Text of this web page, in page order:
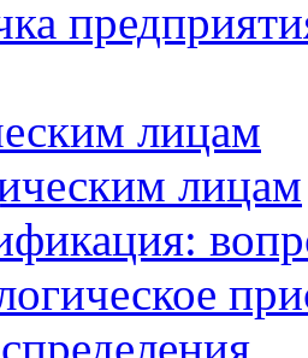
лицам
лицам